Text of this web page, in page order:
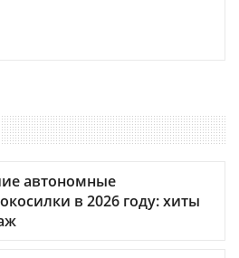
автономные
в 2026 году: хиты